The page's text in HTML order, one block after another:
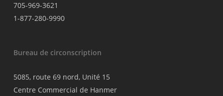
705-969-3621
1-877-280-9990
Bureau de circonscription
5085, route 69 nord, Unité 15
Centre Commercial de Hanmer